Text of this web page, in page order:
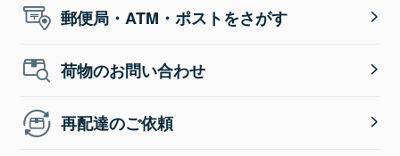
郵便局・ATM・ポストをさがす
荷物のお問い合わせ
再配達のご依頼